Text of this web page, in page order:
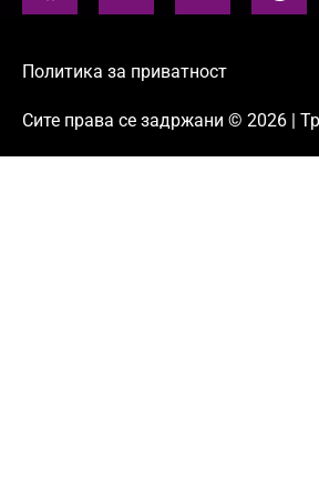
Политика за приватност
Сите права се задржани © 2026 |